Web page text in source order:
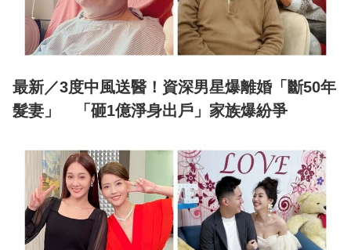
最新／3度中風送醫！資深男星爆離婚「斷50年
髮妻」 「砸1億淨身出戶」家族爆紛爭